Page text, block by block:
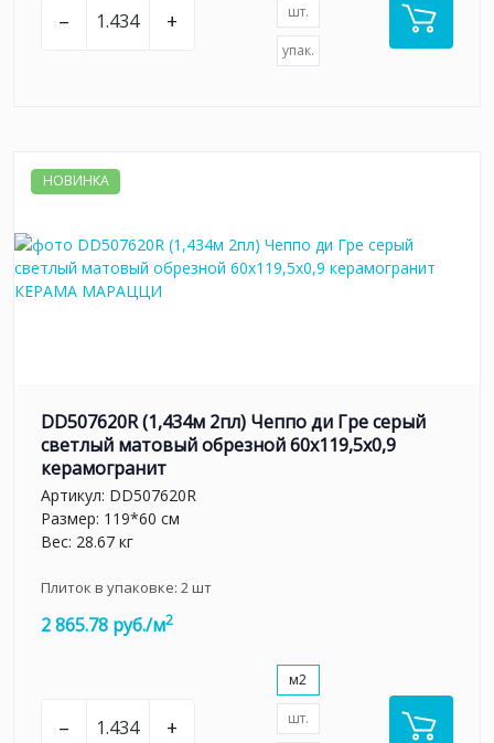
– + шт.
упак.
НОВИНКА
DD507620R (1,434м 2пл) Чеппо ди Гре серый
светлый матовый обрезной 60x119,5x0,9
керамогранит
Артикул: DD507620R
Размер: 119*60 см
Вес: 28.67 кг
Плиток в упаковке: 2шт
2 865.78 руб./м2
– +
м2
шт.